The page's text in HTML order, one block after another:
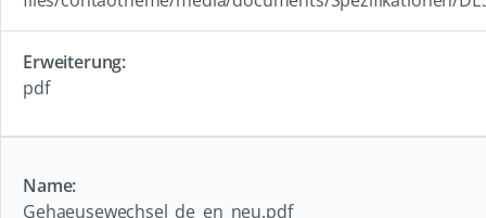
pdf
Gehaeusewechsel_de_en_neu.pdf